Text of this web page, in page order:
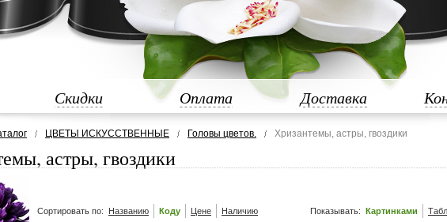
Скидки Оплата Доставка
ЦВЕТЫ ИСКУССТВЕННЫЕ Головы цветов. Хризантемы, астры, гвоздики
астры, гвоздики
Сортировать по: Названию Коду Цене Наличию Показывать: Картинками